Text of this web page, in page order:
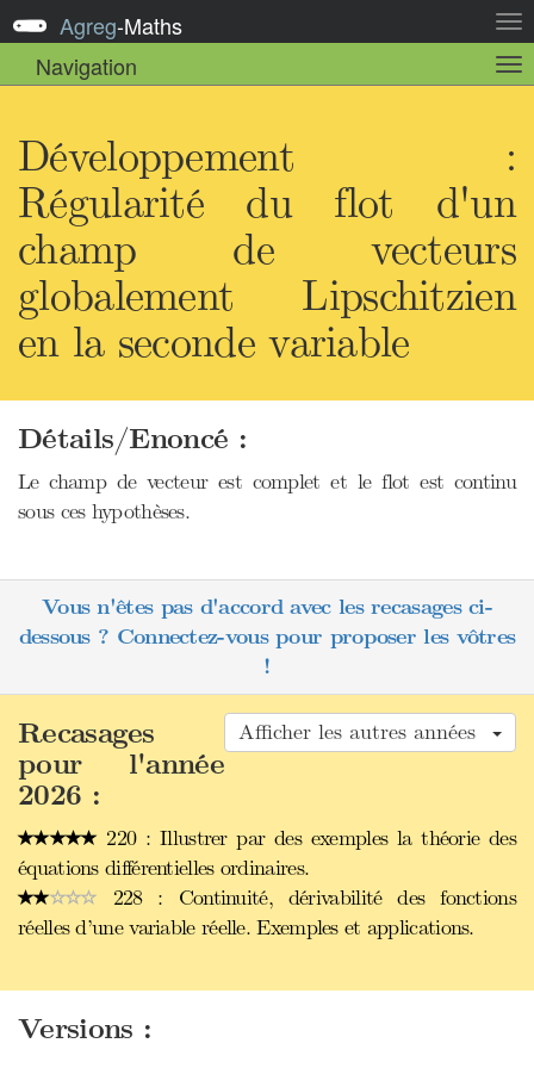
la
Agreg-Maths
Navigation
la
Développement :
Régularité du flot d'un
champ de vecteurs
globalement Lipschitzien
en la seconde variable
Détails/Enoncé :
Le champ de vecteur est complet et le flot est continu
sous ces hypothèses.
Vous n'êtes pas d'accord avec les recasages ci-
dessous ? Connectez-vous pour proposer les vôtres
!
Afficher les autres années
Recasages
pour l'année
2026 :
220 : Illustrer par des exemples la théorie des
équations différentielles ordinaires.
228 : Continuité, dérivabilité des fonctions
réelles d’une variable réelle. Exemples et applications.
Versions :